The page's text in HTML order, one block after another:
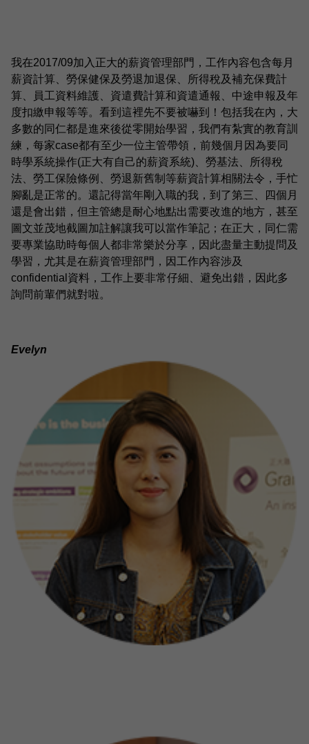
我在2017/09加入正大的薪資管理部門，工作內容包含每月
薪資計算、勞保健保及勞退加退保、所得稅及補充保費計
算、員工資料維護、資遣費計算和資遣通報、中途申報及年
度扣繳申報等等。看到這裡先不要被嚇到！包括我在內，大
多數的同仁都是進來後從零開始學習，我們有紮實的教育訓
練，每家case都有至少一位主管帶領，前幾個月因為要同
時學系統操作(正大有自己的薪資系統)、勞基法、所得稅
法、勞工保險條例、勞退新舊制等薪資計算相關法令，手忙
腳亂是正常的。還記得當年剛入職的我，到了第三、四個月
還是會出錯，但主管總是耐心地點出需要改進的地方，甚至
圖文並茂地截圖加註解讓我可以當作筆記；在正大，同仁需
要專業協助時每個人都非常樂於分享，因此盡量主動提問及
學習，尤其是在薪資管理部門，因工作內容涉及
confidential資料，工作上要非常仔細、避免出錯，因此多
詢問前輩們就對啦。
Evelyn